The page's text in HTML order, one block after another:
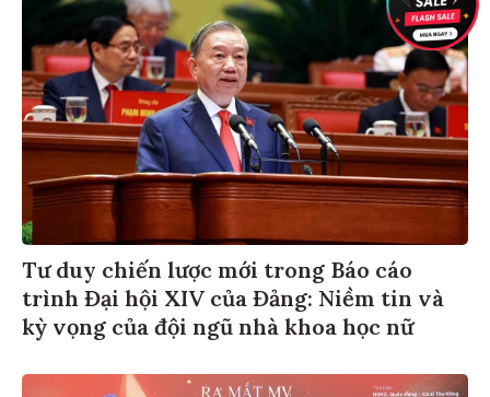
Tư duy chiến lược mới trong Báo cáo
trình Đại hội XIV của Đảng: Niềm tin và
kỳ vọng của đội ngũ nhà khoa học nữ